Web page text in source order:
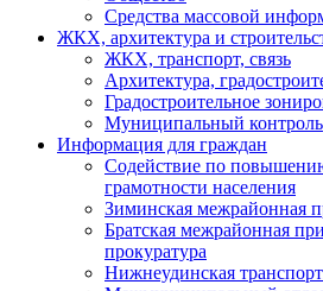
Средства массовой
ЖКХ, архитектура и
ЖКХ, транспорт, связь
Архитектура,
Градостроительное
Муниципальный контроль
Информация для граждан
Содействие по
грамотности населения
Зиминская межрайонная
Братская межрайонная
прокуратура
Нижнеудинская